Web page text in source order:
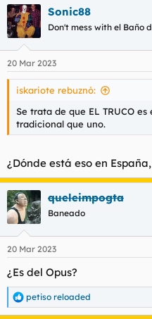
Sonic88
Don't mess with el Baño
20 Mar 2023
iskariote rebuznó:
Se trata de que EL TRUCO
tradicional que uno.
¿Dónde está eso en
queleimpogta
Baneado
20 Mar 2023
¿Es del Opus?
R
e
petiso reloaded